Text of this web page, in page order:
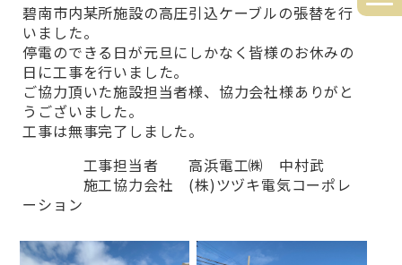
碧南市内某所施設の高圧引込ケーブルの張替を行
いました。
停電のできる日が元旦にしかなく皆様のお休みの
日に工事を行いました。
ご協力頂いた施設担当者様、協力会社様ありがと
うございました。
工事は無事完了しました。
工事担当者 高浜電工㈱ 中村武
施工協力会社 (株)ツヅキ電気コーポレ
ーション